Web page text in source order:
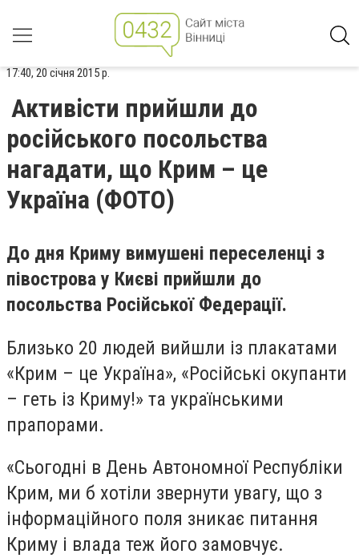
17:40, 20 січня 2015 р.
Активісти прийшли до
російського посольства
нагадати, що Крим – це
Україна (ФОТО)
До дня Криму вимушені переселенці з
півострова у Києві прийшли до
посольства Російської Федерації.
Близько 20 людей вийшли із плакатами
«Крим – це Україна», «Російські окупанти
– геть із Криму!» та українськими
прапорами.
«Сьогодні в День Автономної Республіки
Крим, ми б хотіли звернути увагу, що з
інформаційного поля зникає питання
Криму і влада теж його замовчує.